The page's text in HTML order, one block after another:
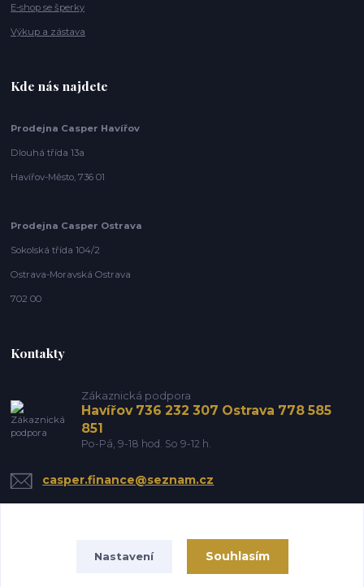
E-shop se šperky
Výkup a zástava
Kde nás najdete
Prodejna Casper Havířov
Dlouhá třída 13a
Havířov-Město, 736 01
Prodejna Casper Ostrava
Sokolská třída 104/2
Ostrava-Moravská Ostrava
702 00
Kontakty
Zákaznická podpora
Havířov 736 232 307 Ostrava 778 585
851
Po-Pá, 9-18 hod. So 9-12 h.
casper.finance@seznam.cz
Nastavení Souhlasím